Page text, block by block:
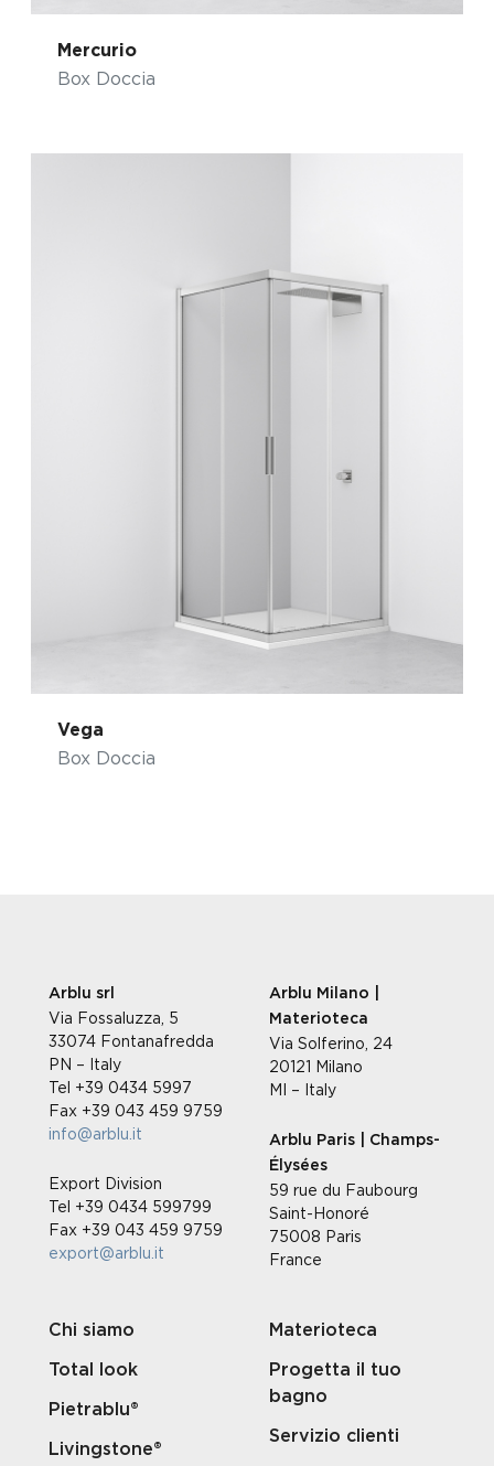
Mercurio
Box Doccia
Vega
Box Doccia
Arblu srl
Via Fossaluzza, 5
33074 Fontanafredda
PN – Italy
Tel +39 0434 5997
Fax +39 043 459 9759
info@arblu.it
Export Division
Tel +39 0434 599799
Fax +39 043 459 9759
export@arblu.it
Arblu Milano |
Materioteca
Via Solferino, 24
20121 Milano
MI – Italy
Arblu Paris | Champs-
Élysées
59 rue du Faubourg
Saint-Honoré
75008 Paris
France
Chi siamo
Total look
Pietrablu®
Livingstone®
Materioteca
Progetta il tuo
bagno
Servizio clienti